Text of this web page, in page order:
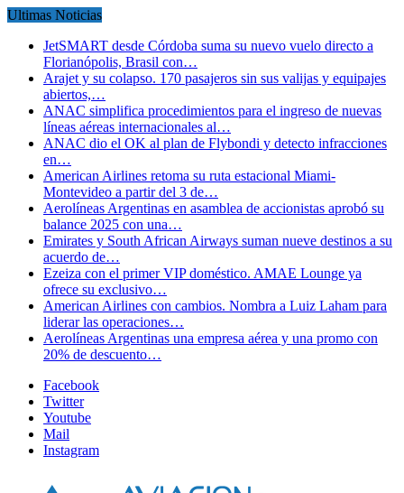
Ultimas Noticias
JetSMART desde Córdoba suma su nuevo vuelo directo a
Florianópolis, Brasil con…
Arajet y su colapso. 170 pasajeros sin sus valijas y equipajes
abiertos,…
ANAC simplifica procedimientos para el ingreso de nuevas
líneas aéreas internacionales al…
ANAC dio el OK al plan de Flybondi y detecto infracciones
en…
American Airlines retoma su ruta estacional Miami-
Montevideo a partir del 3 de…
Aerolíneas Argentinas en asamblea de accionistas aprobó su
balance 2025 con una…
Emirates y South African Airways suman nueve destinos a su
acuerdo de…
Ezeiza con el primer VIP doméstico. AMAE Lounge ya
ofrece su exclusivo…
American Airlines con cambios. Nombra a Luiz Laham para
liderar las operaciones…
Aerolíneas Argentinas una empresa aérea y una promo con
20% de descuento…
Facebook
Twitter
Youtube
Mail
Instagram